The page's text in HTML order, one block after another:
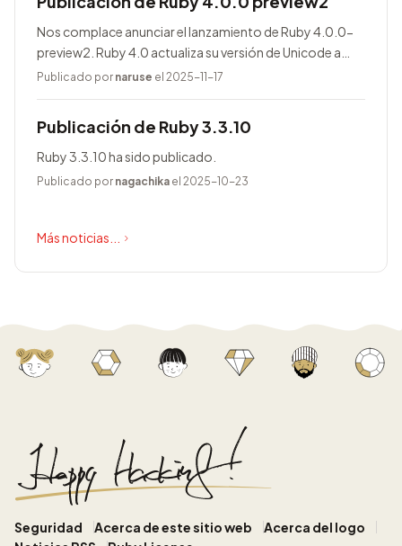
Nos complace anunciar el lanzamiento de Ruby 4.0.0-
preview2. Ruby 4.0 actualiza su versión de Unicode a
17.0.0, entre otras novedades.
Publicado por naruse el 2025-11-17
Publicación de Ruby 3.3.10
Ruby 3.3.10 ha sido publicado.
Publicado por nagachika el 2025-10-23
Más noticias...
Seguridad Acerca de este sitio web
Acerca del logo